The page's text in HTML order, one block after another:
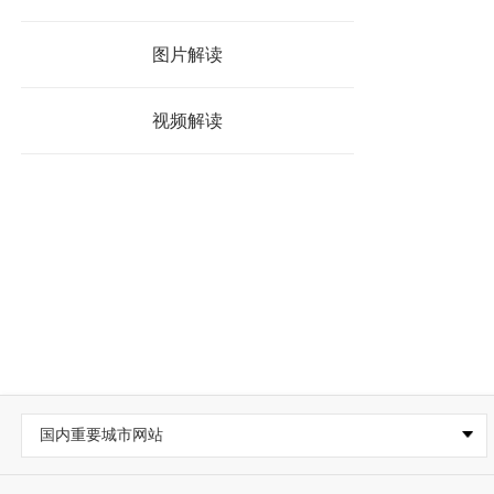
图片解读
视频解读
国内重要城市网站